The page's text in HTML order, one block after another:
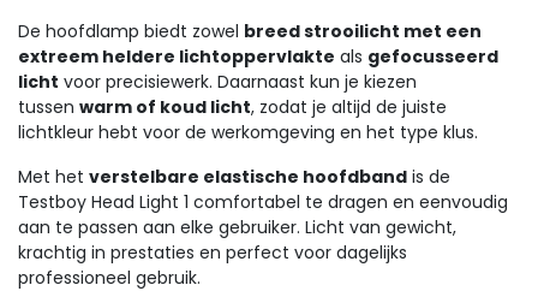
De hoofdlamp biedt zowel breed strooilicht met een
extreem heldere lichtoppervlakte als gefocusseerd
licht voor precisiewerk. Daarnaast kun je kiezen
tussen warm of koud licht, zodat je altijd de juiste
lichtkleur hebt voor de werkomgeving en het type klus.
Met het verstelbare elastische hoofdband is de
Testboy Head Light 1 comfortabel te dragen en eenvoudig
aan te passen aan elke gebruiker. Licht van gewicht,
krachtig in prestaties en perfect voor dagelijks
professioneel gebruik.